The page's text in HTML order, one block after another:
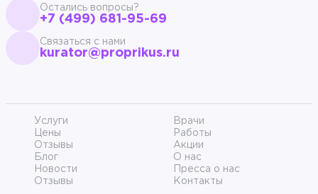
Остались вопросы?
+7 (499) 681-95-69
Связаться с нами
kurator@proprikus.ru
Услуги
Врачи
Цены
Работы
Отзывы
Акции
Блог
О нас
Новости
Пресса о нас
Отзывы
Контакты